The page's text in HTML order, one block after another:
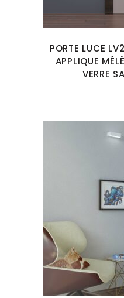
PORTE LUCE
APPLIQUE
VERRE